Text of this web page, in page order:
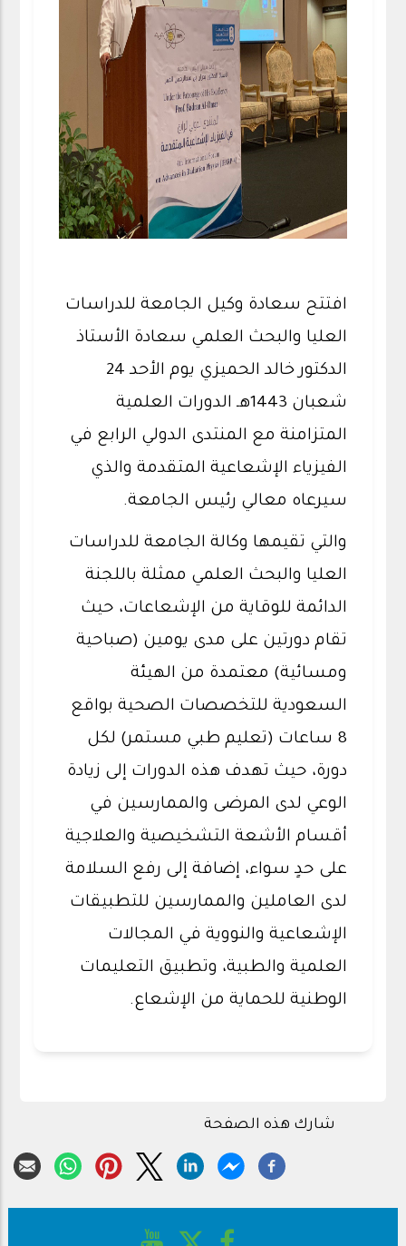
افتتح سعادة وكيل الجامعة للدراسات
العليا والبحث العلمي سعادة الأستاذ
الدكتور خالد الحميزي يوم الأحد 24
شعبان 1443هـ الدورات العلمية
المتزامنة مع المنتدى الدولي الرابع في
الفيزياء الإشعاعية المتقدمة والذي
سيرعاه معالي رئيس الجامعة.
والتي تقيمها وكالة الجامعة للدراسات
العليا والبحث العلمي ممثلة باللجنة
الدائمة للوقاية من الإشعاعات، حيث
تقام دورتين على مدى يومين (صباحية
ومسائية) معتمدة من الهيئة
السعودية للتخصصات الصحية بواقع
8 ساعات (تعليم طبي مستمر) لكل
دورة، حيث تهدف هذه الدورات إلى زيادة
الوعي لدى المرضى والممارسين في
أقسام الأشعة التشخيصية والعلاجية
على حدٍ سواء، إضافة إلى رفع السلامة
لدى العاملين والممارسين للتطبيقات
الإشعاعية والنووية في المجالات
العلمية والطبية، وتطبيق التعليمات
الوطنية للحماية من الإشعاع.
شارك هذه الصفحة